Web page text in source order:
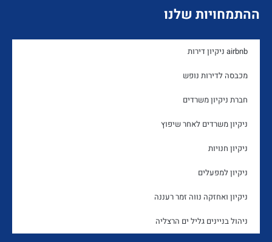
ההתמחויות שלנו
airbnb ניקיון דירות
מכבסה לדירות נופש
חברת ניקיון משרדים
ניקיון משרדים לאחר שיפוץ
ניקיון חנויות
ניקיון למפעלים
ניקיון ואחזקה נווה זמר רעננה
ניהול בניינים גליל ים הרצליה